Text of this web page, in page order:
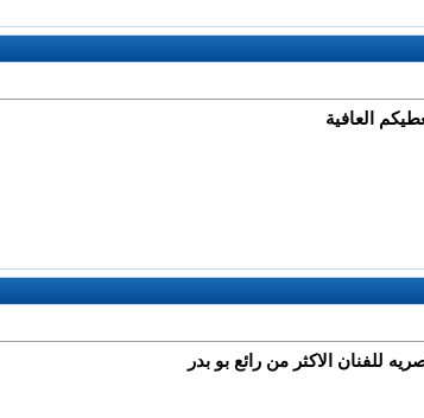
العافية
للفنان الاكثر من رائع بو بدر